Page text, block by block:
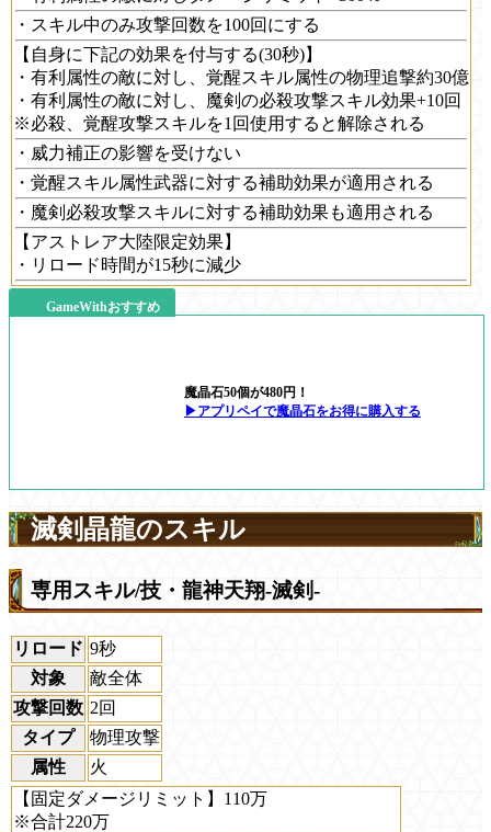
・スキル中のみ攻撃回数を100回にする
【自身に下記の効果を付与する(30秒)】
・有利属性の敵に対し、覚醒スキル属性の物理追撃約30億
・有利属性の敵に対し、魔剣の必殺攻撃スキル効果+10回
※必殺、覚醒攻撃スキルを1回使用すると解除される
・威力補正の影響を受けない
・覚醒スキル属性武器に対する補助効果が適用される
・魔剣必殺攻撃スキルに対する補助効果も適用される
【アストレア大陸限定効果】
・リロード時間が15秒に減少
GameWithおすすめ
魔晶石50個が480円！
▶アプリペイで魔晶石をお得に購入する
滅剣晶龍のスキル
専用スキル/技・龍神天翔-滅剣-
リロード 9秒
対象
敵全体
攻撃回数 2回
タイプ
物理攻撃
属性
火
【固定ダメージリミット】110万
※合計220万